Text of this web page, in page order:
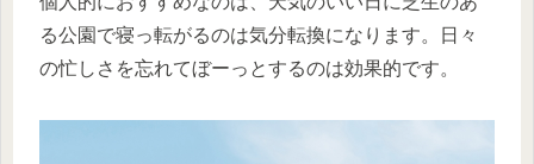
る公園で寝っ転がるのは気分転換になります。日々
の忙しさを忘れてぼーっとするのは効果的です。